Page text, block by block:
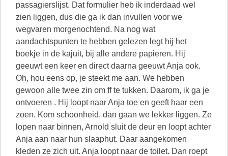
passagierslijst. Dat formulier heb ik inderdaad wel
zien liggen, dus die ga ik dan invullen voor we
wegvaren morgenochtend. Na nog wat
aandachtspunten te hebben gelezen legt hij het
boekje in de kajuit, bij alle andere papieren. Hij
geeuwt een keer en direct daarna geeuwt Anja ook.
Oh, hou eens op, je steekt me aan. We hebben
gewoon alle twee zin om ff te tukken. Daarom, ik ga je
ontvoeren . Hij loopt naar Anja toe en geeft haar een
zoen. Kom schoonheid, dan gaan we lekker liggen. Ze
lopen naar binnen, Arnold sluit de deur en loopt achter
Anja aan naar hun slaaphut. Daar aangekomen
kleden ze zich uit. Anja loopt naar de toilet. Dan roept